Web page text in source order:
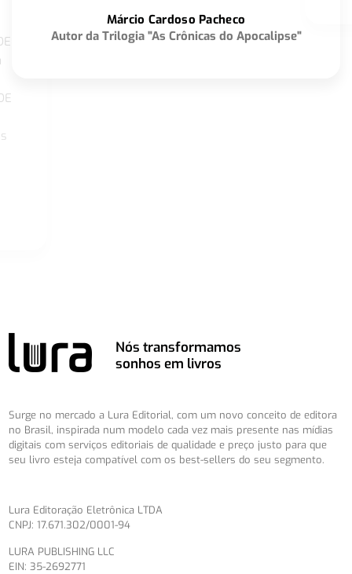
Márcio Cardoso Pacheco
Autor da Trilogia "As Crônicas do Apocalipse"
Nós transformamos
sonhos em livros
Surge no mercado a Lura Editorial, com um novo conceito de editora
no Brasil, inspirada num modelo cada vez mais presente nas mídias
digitais com serviços editoriais de qualidade e preço justo para que
seu livro esteja compatível com os best-sellers do seu segmento.
Lura Editoração Eletrônica LTDA
CNPJ: 17.671.302/0001-94
LURA PUBLISHING LLC
EIN: 35-2692771